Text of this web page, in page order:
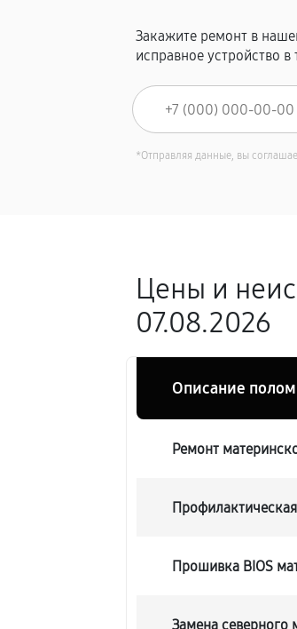
Закажите ремонт в
исправное устройство в
*Отправляя данные, вы
Цены и
07.08.2026
Описание
Ремонт
Прошивка BIOS
Замена северного